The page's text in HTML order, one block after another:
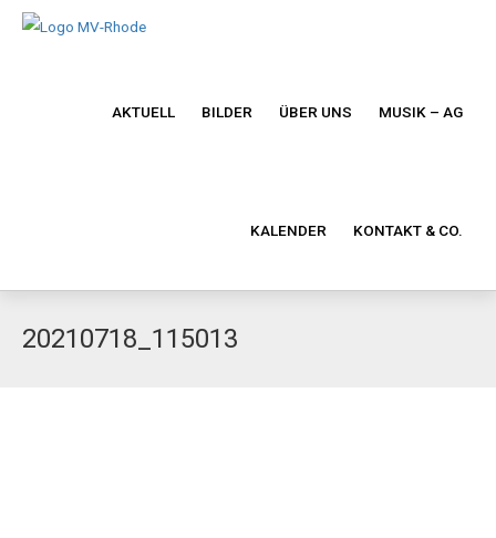
AKTUELL BILDER ÜBER UNS MUSIK – AG
KALENDER KONTAKT & CO.
20210718_115013